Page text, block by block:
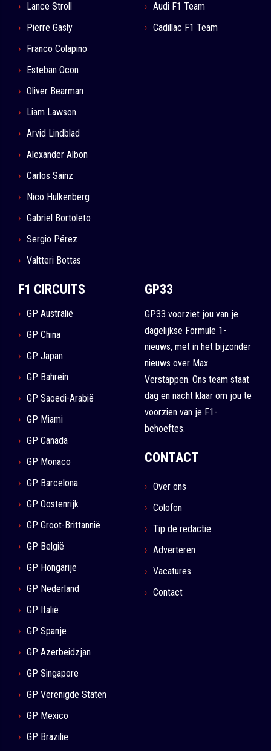
Lance Stroll
Pierre Gasly
Franco Colapino
Esteban Ocon
Oliver Bearman
Liam Lawson
Arvid Lindblad
Alexander Albon
Carlos Sainz
Nico Hulkenberg
Gabriel Bortoleto
Sergio Pérez
Valtteri Bottas
Audi F1 Team
Cadillac F1 Team
F1 CIRCUITS
GP Australië
GP China
GP Japan
GP Bahrein
GP Saoedi-Arabië
GP Miami
GP Canada
GP Monaco
GP Barcelona
GP Oostenrijk
GP Groot-Brittannië
GP België
GP Hongarije
GP Nederland
GP Italië
GP Spanje
GP Azerbeidzjan
GP Singapore
GP Verenigde Staten
GP Mexico
GP Brazilië
GP33
GP33 voorziet jou van je
dagelijkse Formule 1-
nieuws, met in het bijzonder
nieuws over Max
Verstappen. Ons team staat
dag en nacht klaar om jou te
voorzien van je F1-
behoeftes.
CONTACT
Over ons
Colofon
Tip de redactie
Adverteren
Vacatures
Contact